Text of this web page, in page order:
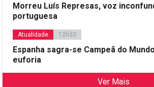
Morreu Luís Represas, voz
portuguesa
Atualidade 12h33
Espanha sagra-se Campeã do
euforia
Ver Mais